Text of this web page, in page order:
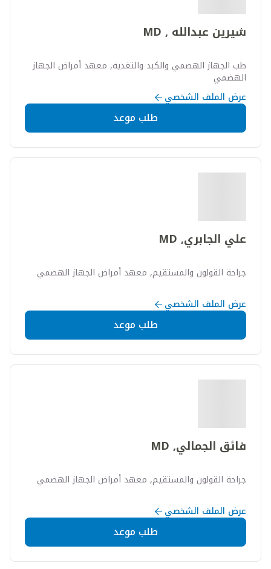
شيرين عبدالله , MD
طب الجهاز الهضمي والكبد والتغذية, معهد أمراض الجهاز
الهضمي
عرض الملف الشخصي
طلب موعد
علي الجابري, MD
جراحة القولون والمستقيم, معهد أمراض الجهاز الهضمي
عرض الملف الشخصي
طلب موعد
فائق الجمالي, MD
جراحة القولون والمستقيم, معهد أمراض الجهاز الهضمي
عرض الملف الشخصي
طلب موعد